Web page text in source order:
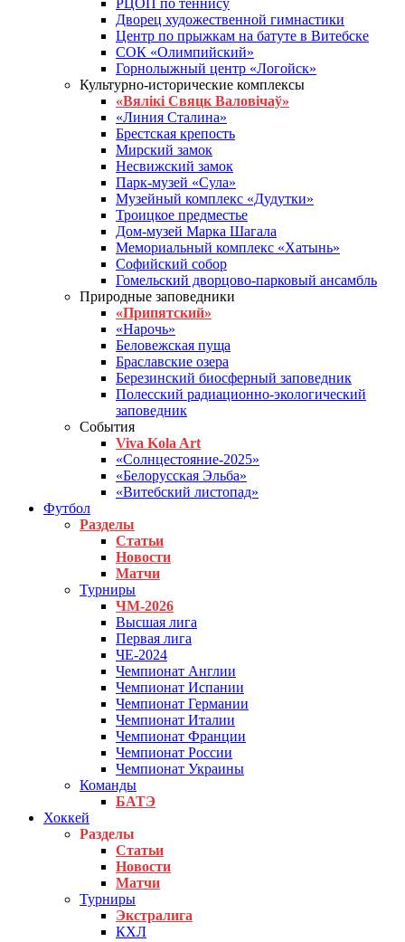
РЦОП по теннису
Дворец художественной гимнастики
Центр по прыжкам на батуте в Витебске
СОК «Олимпийский»
Горнолыжный центр «Логойск»
Культурно-исторические комплексы
«Вялікі Свяцк Валовічаў»
«Линия Сталина»
Брестская крепость
Мирский замок
Несвижский замок
Парк-музей «Сула»
Музейный комплекс «Дудутки»
Троицкое предместье
Дом-музей Марка Шагала
Мемориальный комплекс «Хатынь»
Софийский собор
Гомельский дворцово-парковый ансамбль
Природные заповедники
«Припятский»
«Нарочь»
Беловежская пуща
Браславские озера
Березинский биосферный заповедник
Полесский радиационно-экологический
заповедник
События
Viva Kola Art
«Солнцестояние-2025»
«Белорусская Эльба»
«Витебский листопад»
Футбол
Разделы
Статьи
Новости
Матчи
Турниры
ЧМ-2026
Высшая лига
Первая лига
ЧЕ-2024
Чемпионат Англии
Чемпионат Испании
Чемпионат Германии
Чемпионат Италии
Чемпионат Франции
Чемпионат России
Чемпионат Украины
Команды
БАТЭ
Хоккей
Разделы
Статьи
Новости
Матчи
Турниры
Экстралига
КХЛ